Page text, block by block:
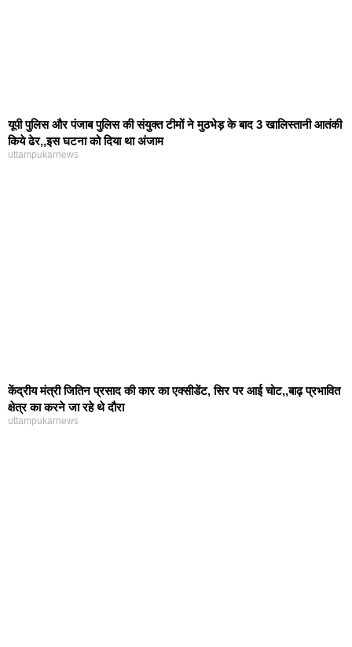
यूपी पुलिस और पंजाब पुलिस की संयुक्त टीमों ने मुठभेड़ के बाद 3 खालिस्तानी आतंकी
किये ढेर,,इस घटना को दिया था अंजाम
uttampukarnews
केंद्रीय मंत्री जितिन प्रसाद की कार का एक्सीडेंट, सिर पर आई चोट,,बाढ़ प्रभावित
क्षेत्र का करने जा रहे थे दौरा
uttampukarnews